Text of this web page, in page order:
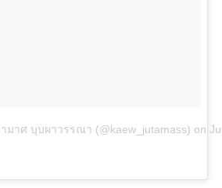
มาศ บุบผาวรรณา (@kaew_jutamass) on